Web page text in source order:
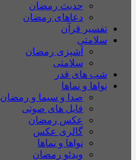
حدیث رمضان
دعاهای رمضان
تفسیر قرآن
سلامتی
آشپزی رمضان
سلامتی
شب های قدر
نواها و نماها
صدا و سیما و رمضان
فایل های صوتی
عکس رمضان
گالری عکس
نواها و نماها
ویدئو رمضان